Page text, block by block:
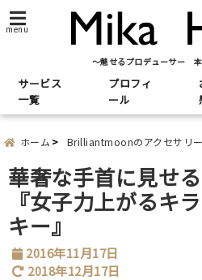
menu
～魅せるプロデューサー
サービス
一覧
プロフィ
ール
ホーム Brilliantmoonのアクセサリー
華奢な手首に見せ
『女子力上がるキ
キー』
2016年11月17日
2018年12月17日